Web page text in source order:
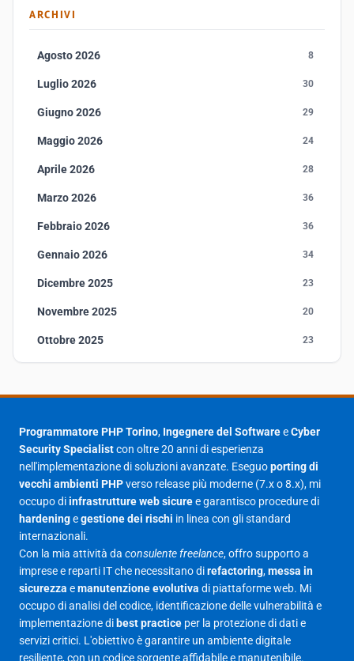
ARCHIVI
Agosto 2026 8
Luglio 2026 30
Giugno 2026 29
Maggio 2026 24
Aprile 2026 28
Marzo 2026 36
Febbraio 2026 36
Gennaio 2026 34
Dicembre 2025 23
Novembre 2025 20
Ottobre 2025 23
Agosto 2025 1
23
Giugno 2025
Maggio 2025 27
Aprile 2025
Marzo 2025
Febbraio 2025 17
Gennaio 2025
Giugno 2023
Maggio 2023
Programmatore PHP Torino, Ingegnere del SoftwareeCyber
Security Specialistcon oltre 20 anni di esperienza
nell'implementazione di soluzioni avanzate. Eseguoporting di
vecchi ambienti PHPverso release più moderne (7.x o 8.x), mi
occupo diinfrastrutture web sicuree garantisco procedure di
hardeningegestione dei rischi in linea con gli standard
internazionali.
Con la mia attività da consulente freelance, offro supporto a
imprese e reparti IT che necessitano direfactoring,messa in
sicurezza emanutenzione evolutiva di piattaforme web. Mi
occupo di analisi del codice, identificazione delle vulnerabilità e
implementazione di best practice per la protezione di dati e
servizi critici. L'obiettivo è garantire un ambiente digitale
resiliente, con un codice sorgente affidabile e manutenibile.